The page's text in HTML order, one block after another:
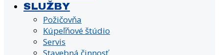
SLUŽBY
Požičovňa
Kúpeľňové štúdio
Servis